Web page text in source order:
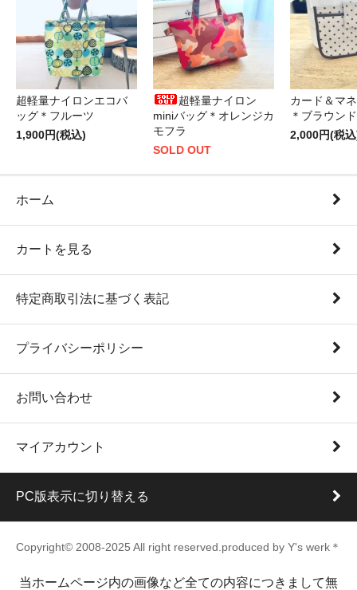
超軽量ナイロンエコバ
ッグ＊フルーツ
1,900円(税込)
超軽量ナイロン
miniバッグ＊オレンジカ
モフラ
SOLD OUT
カード＆マ
＊ブラウン
2,000円(税
ホーム
カートを見る
特定商取引法に基づく表記
プライバシーポリシー
お問い合わせ
マイアカウント
PC版表示に切り替える
Copyright© 2008-2025 All right reserved.produced by Y's werk＊
当ホームページ内の画像など全ての内容につきまして無